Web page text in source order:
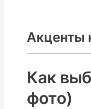
Акценты
Как
фото)